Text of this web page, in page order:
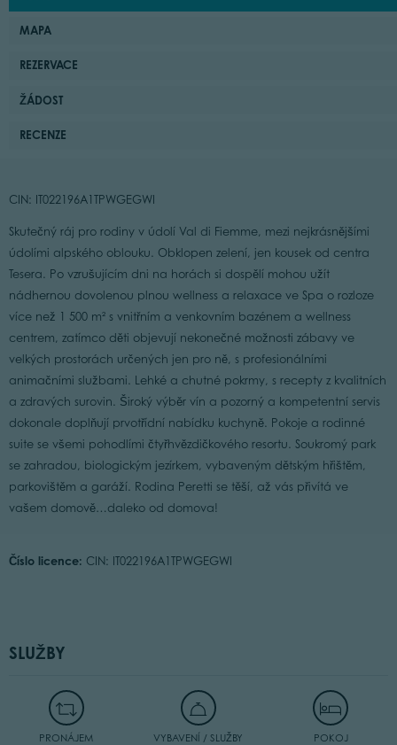
MAPA
REZERVACE
ŽÁDOST
RECENZE
CIN: IT022196A1TPWGEGWI
Skutečný ráj pro rodiny v údolí Val di Fiemme, mezi nejkrásnějšími
údolími alpského oblouku. Obklopen zelení, jen kousek od centra
Tesera. Po vzrušujícím dni na horách si dospělí mohou užít
nádhernou dovolenou plnou wellness a relaxace ve Spa o rozloze
více než 1 500 m² s vnitřním a venkovním bazénem a wellness
centrem, zatímco děti objevují nekonečné možnosti zábavy ve
velkých prostorách určených jen pro ně, s profesionálními
animačními službami. Lehké a chutné pokrmy, s recepty z kvalitních
a zdravých surovin. Široký výběr vín a pozorný a kompetentní servis
dokonale doplňují prvotřídní nabídku kuchyně. Pokoje a rodinné
suite se všemi pohodlími čtyřhvězdičkového resortu. Soukromý park
se zahradou, biologickým jezírkem, vybaveným dětským hřištěm,
parkovištěm a garáží. Rodina Peretti se těší, až vás přivítá ve
vašem domově…daleko od domova!
Číslo licence: CIN: IT022196A1TPWGEGWI
SLUŽBY
PRONÁJEM VYBAVENÍ / SLUŽBY POKOJ